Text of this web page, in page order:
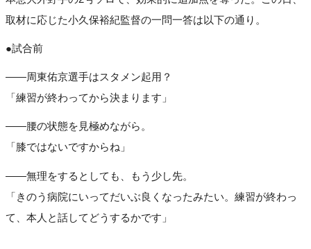
取材に応じた小久保裕紀監督の一問一答は以下の通り。
●試合前
――周東佑京選手はスタメン起用？
「練習が終わってから決まります」
――腰の状態を見極めながら。
「膝ではないですからね」
――無理をするとしても、もう少し先。
「きのう病院にいってだいぶ良くなったみたい。練習が終わっ
て、本人と話してどうするかです」